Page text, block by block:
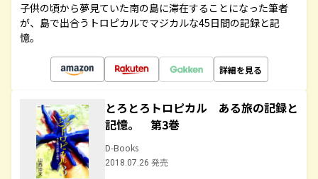
子供の頃から夢見ていた南の島に滞在することになった筆者
が、島で出合うトロピカルでマジカルな45日間の記録と記
憶。
詳細を見る
とろとろトロピカル ある旅の記録と
記憶。 第3巻
D-Books
2018.07.26 発売